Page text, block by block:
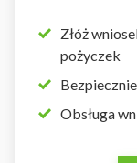
Złóż
pożyczek
Obsługa